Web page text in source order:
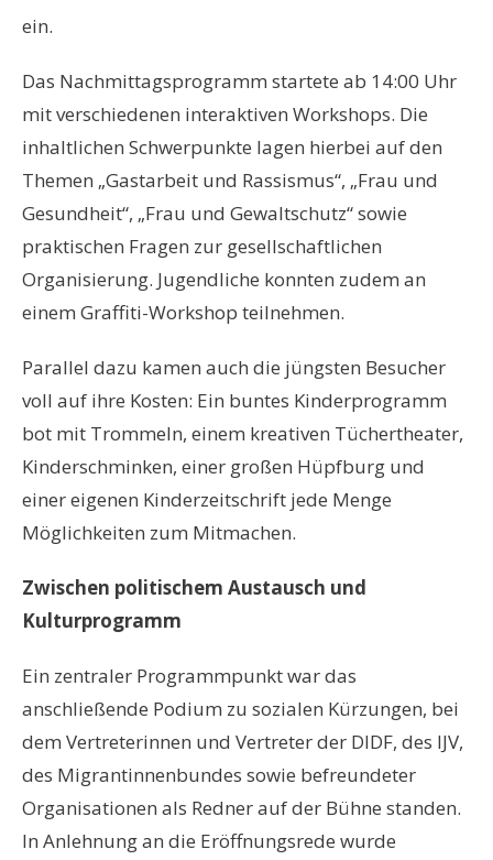
ein.
Das Nachmittagsprogramm startete ab 14:00 Uhr
mit verschiedenen interaktiven Workshops. Die
inhaltlichen Schwerpunkte lagen hierbei auf den
Themen „Gastarbeit und Rassismus“, „Frau und
Gesundheit“, „Frau und Gewaltschutz“ sowie
praktischen Fragen zur gesellschaftlichen
Organisierung. Jugendliche konnten zudem an
einem Graffiti-Workshop teilnehmen.
Parallel dazu kamen auch die jüngsten Besucher
voll auf ihre Kosten: Ein buntes Kinderprogramm
bot mit Trommeln, einem kreativen Tüchertheater,
Kinderschminken, einer großen Hüpfburg und
einer eigenen Kinderzeitschrift jede Menge
Möglichkeiten zum Mitmachen.
Zwischen politischem Austausch und
Kulturprogramm
Ein zentraler Programmpunkt war das
anschließende Podium zu sozialen Kürzungen, bei
dem Vertreterinnen und Vertreter der DIDF, des IJV,
des Migrantinnenbundes sowie befreundeter
Organisationen als Redner auf der Bühne standen.
In Anlehnung an die Eröffnungsrede wurde